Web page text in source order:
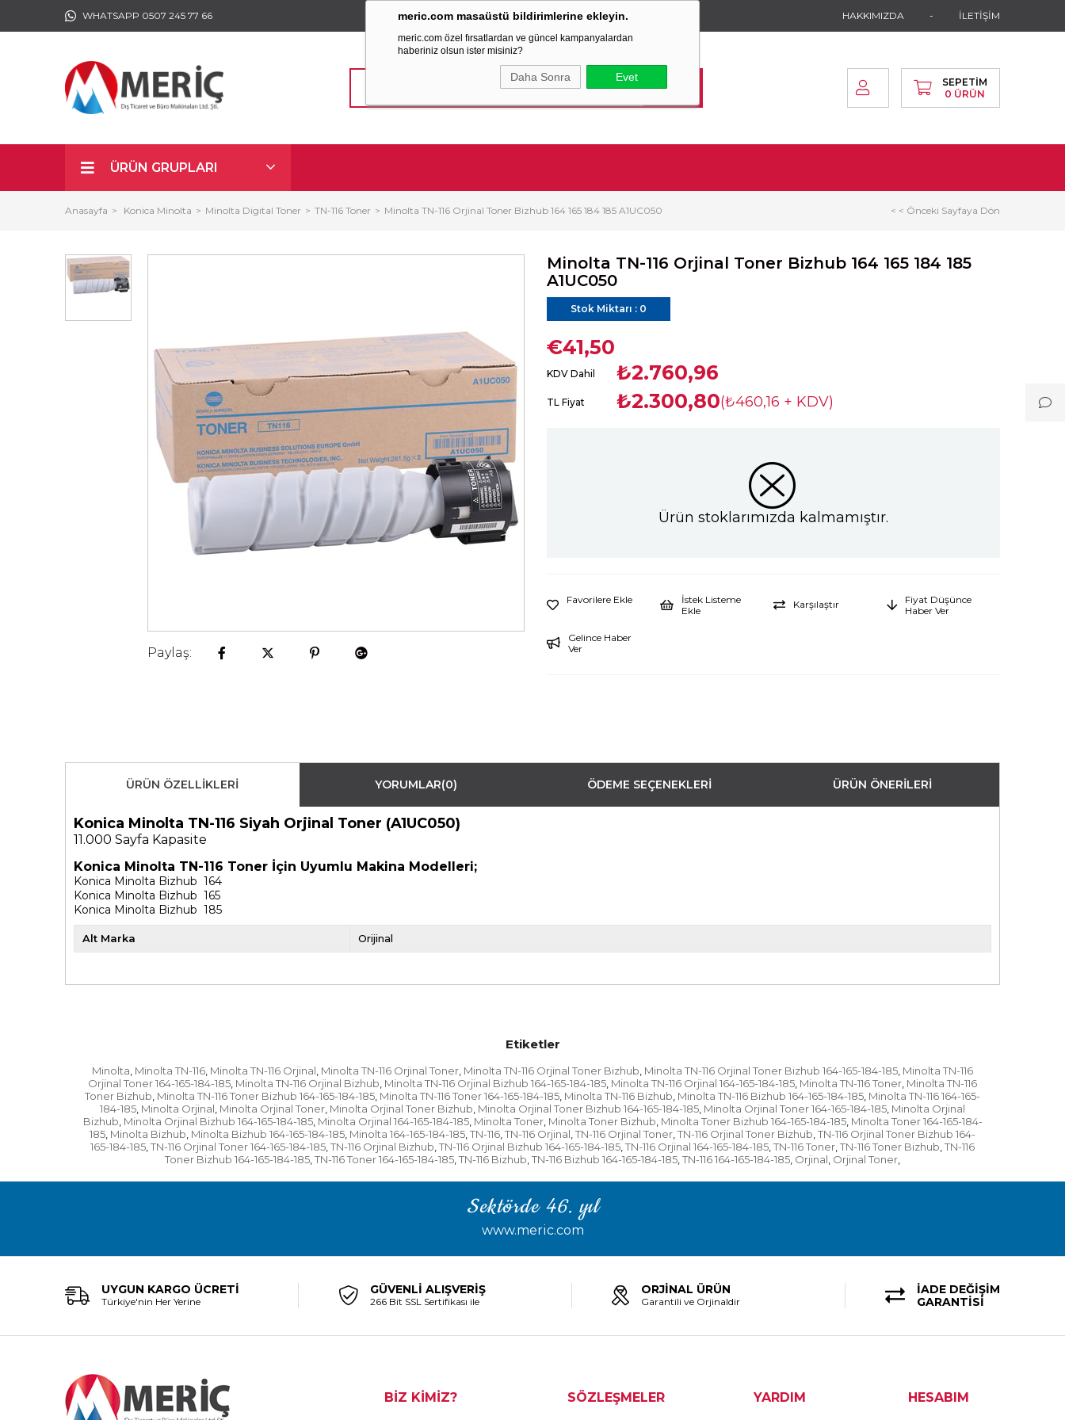
meric.com masaüstü bildirimlerine ekleyin.
meric.com özel fırsatlardan ve güncel kampanyalardan
haberiniz olsun ister misiniz?
Daha Sonra Evet
WHATSAPP 0507 245 77 66 TÜM ALIŞVERİŞLERİNİZDESABİT KARGO ÜCRETİ HAKKIMIZDA İLETİŞİM
SEPETIM
0 ÜRÜN
ÜRÜN GRUPLARI
Anasayfa Konica Minolta Minolta Digital Toner TN-116 Toner Minolta TN-116 Orjinal Toner Bizhub 164 165 184 185 A1UC050 < < Önceki Sayfaya Dön
Paylaş:
Minolta TN-116 Orjinal Toner Bizhub 164 165 184 185
A1UC050
Stok Miktarı : 0
€41,50
KDV Dahil ₺2.760,96
TL Fiyat ₺2.300,80(₺460,16 + KDV)
Ürün stoklarımızda kalmamıştır.
Favorilere Ekle
İstek Listeme
Ekle
Karşılaştır
Fiyat Düşünce
Haber Ver
Gelince Haber
Ver
ÜRÜN ÖZELLIKLERI YORUMLAR(0) ÖDEME SEÇENEKLERI ÜRÜN ÖNERILERI
Konica Minolta TN-116 Siyah Orjinal Toner (A1UC050)
11.000 Sayfa Kapasite
Konica Minolta TN-116 Toner İçin Uyumlu Makina Modelleri;
Konica Minolta Bizhub 164
Konica Minolta Bizhub 165
Konica Minolta Bizhub 185
Alt Marka Orijinal
Etiketler
Minolta, Minolta TN-116, Minolta TN-116 Orjinal, Minolta TN-116 Orjinal Toner, Minolta TN-116 Orjinal Toner Bizhub, Minolta TN-116 Orjinal Toner Bizhub 164-165-184-185, Minolta TN-116
Orjinal Toner 164-165-184-185, Minolta TN-116 Orjinal Bizhub, Minolta TN-116 Orjinal Bizhub 164-165-184-185, Minolta TN-116 Orjinal 164-165-184-185, Minolta TN-116 Toner, Minolta TN-116
Toner Bizhub, Minolta TN-116 Toner Bizhub 164-165-184-185, Minolta TN-116 Toner 164-165-184-185, Minolta TN-116 Bizhub, Minolta TN-116 Bizhub 164-165-184-185, Minolta TN-116 164-165-
184-185, Minolta Orjinal, Minolta Orjinal Toner, Minolta Orjinal Toner Bizhub, Minolta Orjinal Toner Bizhub 164-165-184-185, Minolta Orjinal Toner 164-165-184-185, Minolta Orjinal
Bizhub, Minolta Orjinal Bizhub 164-165-184-185, Minolta Orjinal 164-165-184-185, Minolta Toner, Minolta Toner Bizhub, Minolta Toner Bizhub 164-165-184-185, Minolta Toner 164-165-184-
185, Minolta Bizhub, Minolta Bizhub 164-165-184-185, Minolta 164-165-184-185, TN-116, TN-116 Orjinal, TN-116 Orjinal Toner, TN-116 Orjinal Toner Bizhub, TN-116 Orjinal Toner Bizhub 164-
165-184-185, TN-116 Orjinal Toner 164-165-184-185, TN-116 Orjinal Bizhub, TN-116 Orjinal Bizhub 164-165-184-185, TN-116 Orjinal 164-165-184-185, TN-116 Toner, TN-116 Toner Bizhub, TN-116
Toner Bizhub 164-165-184-185, TN-116 Toner 164-165-184-185, TN-116 Bizhub, TN-116 Bizhub 164-165-184-185, TN-116 164-165-184-185, Orjinal, Orjinal Toner,
Sektörde 46. yıl
www.meric.com
UYGUN KARGO ÜCRETİ
Türkiye'nin Her Yerine
GÜVENLİ ALIŞVERİŞ
266 Bit SSL Sertifikası ile
ORJİNAL ÜRÜN
Garantili ve Orjinaldir
İADE DEĞİŞİM
GARANTİSİ
BİZ KİMİZ? SÖZLEŞMELER YARDIM HESABIM